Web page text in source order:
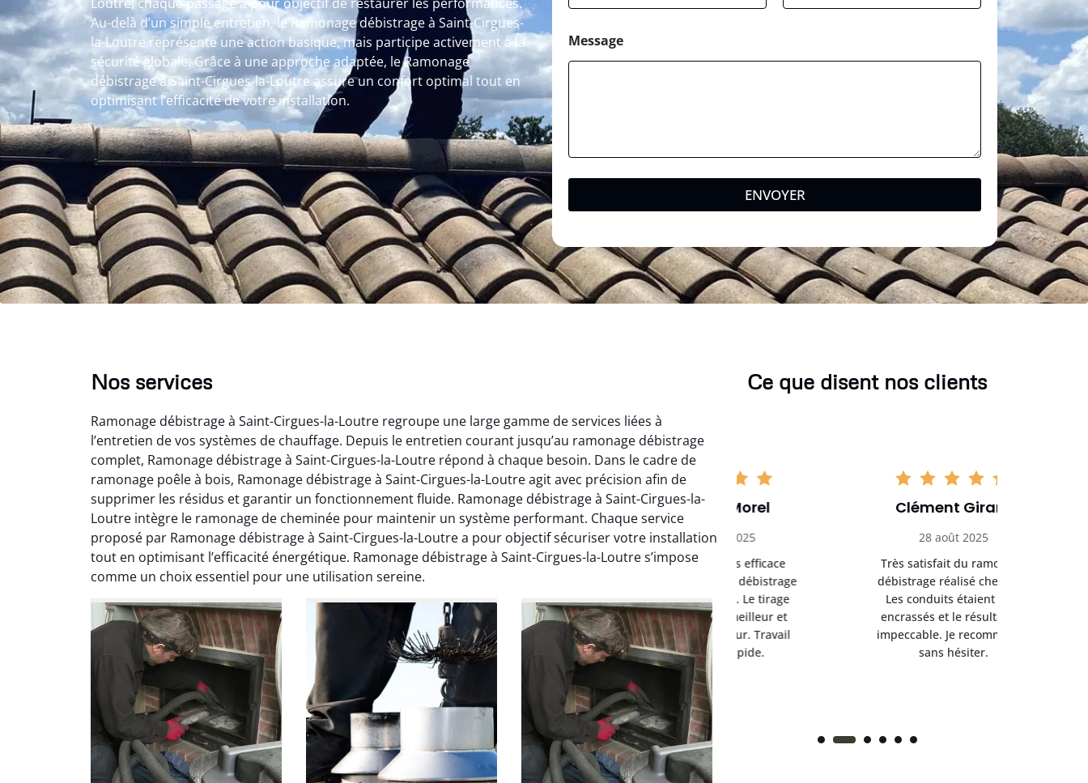
Au-delà d’un simple entretien, le Ramonage débistrage à Saint-Cirgues-
la-Loutre représente une action basique, mais participe activement à la
sécurité globale. Grâce à une approche adaptée, le Ramonage
débistrage à Saint-Cirgues-la-Loutre assure un confort optimal tout en
optimisant l’efficacité de votre installation.
Message
ENVOYER
Nos services
Ramonage débistrage à Saint-Cirgues-la-Loutre regroupe une large gamme de services liées à
l’entretien de vos systèmes de chauffage. Depuis le entretien courant jusqu’au ramonage débistrage
complet, Ramonage débistrage à Saint-Cirgues-la-Loutre répond à chaque besoin. Dans le cadre de
ramonage poêle à bois, Ramonage débistrage à Saint-Cirgues-la-Loutre agit avec précision afin de
supprimer les résidus et garantir un fonctionnement fluide. Ramonage débistrage à Saint-Cirgues-la-
Loutre intègre le ramonage de cheminée pour maintenir un système performant. Chaque service
proposé par Ramonage débistrage à Saint-Cirgues-la-Loutre a pour objectif sécuriser votre installation
tout en optimisant l’efficacité énergétique. Ramonage débistrage à Saint-Cirgues-la-Loutre s’impose
comme un choix essentiel pour une utilisation sereine.
Ce que disent nos clients
Nicolas Perrin
22 janvier 2026
Intervention rapide et très
propre pour le ramonage
débistrage. On sent tout de
suite la différence au niveau
du tirage. Très satisfait.
Yannick Morel
12 juillet 2025
Intervention très efficace
de ma cheminée. Le tirage
est nettement meilleur et
plus aucune odeur. Travail
propre et rapide.
Clément Girard
Très satisfait du ramonage
débistrage réalisé chez moi.
Les conduits étaient bien
encrassés et le résultat est
impeccable. Je recommande